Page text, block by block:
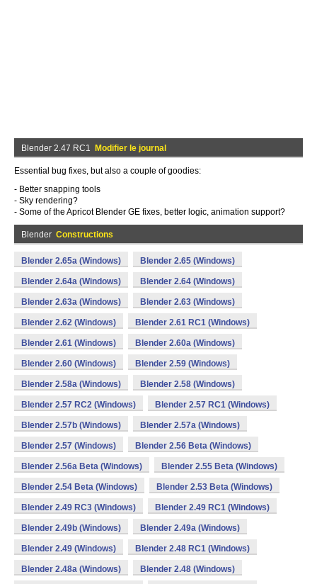
Blender 2.47 RC1 Modifier le journal
Essential bug fixes, but also a couple of goodies:
- Better snapping tools
- Sky rendering?
- Some of the Apricot Blender GE fixes, better logic, animation support?
Blender Constructions
Blender 2.65a (Windows) Blender 2.65 (Windows)
Blender 2.64a (Windows) Blender 2.64 (Windows)
Blender 2.63a (Windows) Blender 2.63 (Windows)
Blender 2.62 (Windows) Blender 2.61 RC1 (Windows)
Blender 2.61 (Windows) Blender 2.60a (Windows)
Blender 2.60 (Windows) Blender 2.59 (Windows)
Blender 2.58a (Windows) Blender 2.58 (Windows)
Blender 2.57 RC2 (Windows) Blender 2.57 RC1 (Windows)
Blender 2.57b (Windows) Blender 2.57a (Windows)
Blender 2.57 (Windows) Blender 2.56 Beta (Windows)
Blender 2.56a Beta (Windows) Blender 2.55 Beta (Windows)
Blender 2.54 Beta (Windows) Blender 2.53 Beta (Windows)
Blender 2.49 RC3 (Windows) Blender 2.49 RC1 (Windows)
Blender 2.49b (Windows) Blender 2.49a (Windows)
Blender 2.49 (Windows) Blender 2.48 RC1 (Windows)
Blender 2.48a (Windows) Blender 2.48 (Windows)